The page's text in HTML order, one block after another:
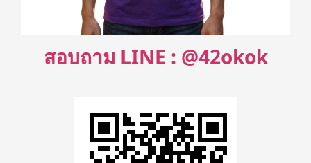
สอบถาม LINE : @42okok